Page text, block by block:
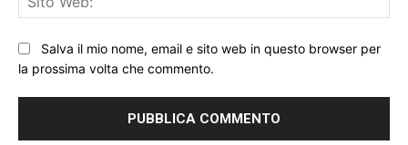
Salva il mio nome, email e sito web in questo browser per
la prossima volta che commento.